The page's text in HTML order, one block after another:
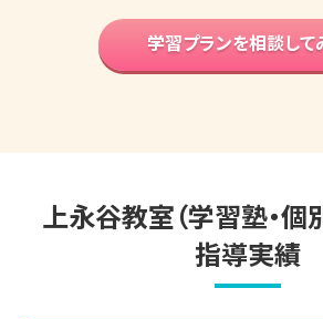
中学先取り学習プラン
英語検定対策 プラン
学習プランを相談して
上永谷教室（学習塾・個
指導実績